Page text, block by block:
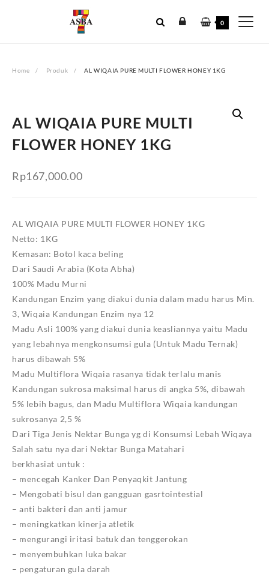
0
Home Produk AL WIQAIA PURE MULTI FLOWER HONEY 1KG
AL WIQAIA PURE MULTI
FLOWER HONEY 1KG
Rp167,000.00
AL WIQAIA PURE MULTI FLOWER HONEY 1KG
Netto: 1KG
Kemasan: Botol kaca beling
Dari Saudi Arabia (Kota Abha)
100% Madu Murni
Kandungan Enzim yang diakui dunia dalam madu harus Min.
3, Wiqaia Kandungan Enzim nya 12
Madu Asli 100% yang diakui dunia keasliannya yaitu Madu
yang lebahnya mengkonsumsi gula (Untuk Madu Ternak)
harus dibawah 5%
Madu Multiflora Wiqaia rasanya tidak terlalu manis
Kandungan sukrosa maksimal harus di angka 5%, dibawah
5% lebih bagus, dan Madu Multiflora Wiqaia kandungan
sukrosanya 2,5 %
Dari Tiga Jenis Nektar Bunga yg di Konsumsi Lebah Wiqaya
Salah satu nya dari Nektar Bunga Matahari
berkhasiat untuk :
– mencegah Kanker Dan Penyaqkit Jantung
– Mengobati bisul dan gangguan gasrtointestial
– anti bakteri dan anti jamur
– meningkatkan kinerja atletik
– mengurangi iritasi batuk dan tenggerokan
– menyembuhkan luka bakar
– pengaturan gula darah